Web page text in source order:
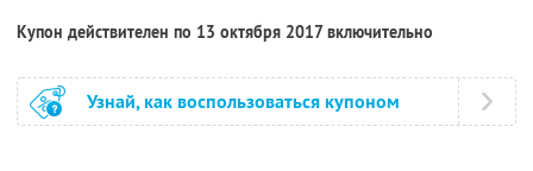
Купон действителен по 13 октября 2017 включительно
Узнай, как воспользоваться купоном